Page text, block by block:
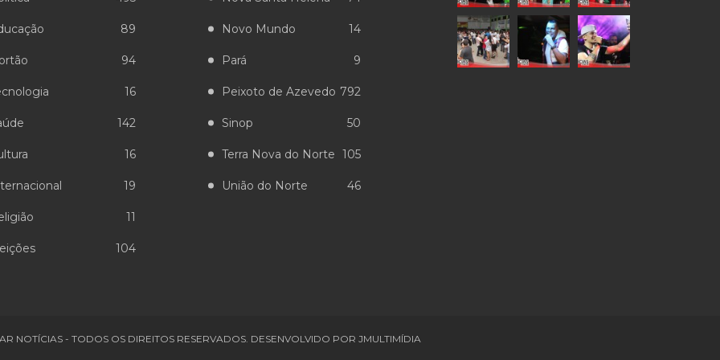
89
94
16
142
16
19
11
104
Novo Mundo 14
Pará 9
Peixoto de Azevedo 792
Sinop 50
Terra Nova do Norte 105
União do Norte 46
NOTÍCIAS - TODOS OS DIREITOS RESERVADOS. DESENVOLVIDO POR JMULTIMÍDIA